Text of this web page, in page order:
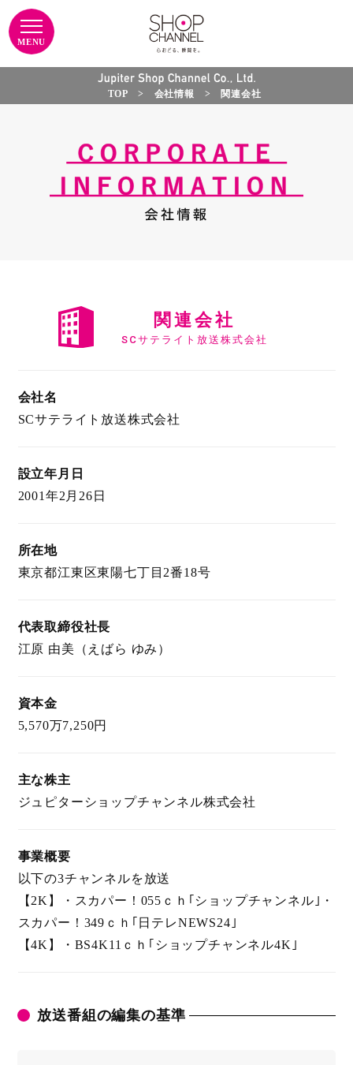
TOP > 会社情報 > 関連会社
関連会社
SCサテライト放送株式会社
会社名
SCサテライト放送株式会社
設立年月日
2001年2月26日
所在地
東京都江東区東陽七丁目2番18号
代表取締役社長
江原 由美（えばら ゆみ）
資本金
5,570万7,250円
主な株主
ジュピターショップチャンネル株式会社
事業概要
以下の3チャンネルを放送
【2K】
・スカパー！055ｃｈ｢ショップチャンネル｣ ・
スカパー！349ｃｈ｢日テレNEWS24｣
【4K】
・BS4K11ｃｈ｢ショップチャンネル4K｣
放送番組の編集の基準